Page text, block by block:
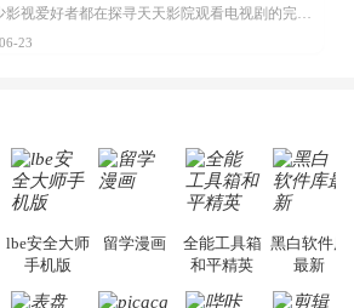
不少影视爱好者都在探寻天天影院观看电视剧的完整方法，结合最新平台使用规则，本篇新手入门攻略全面讲解观看渠道、检索流程、播放设置以及画面模式调整等实用内容。全文适配手机、电脑等主流设备，步骤简洁易懂，无论是初次使用的新手，还是想要优化观影体验的用户，都能参照内容快速上手，熟练掌握平台各项操作技巧，轻松畅享影视内容。...
06-23
lbe安全大师
手机版
留学漫画
全能工具箱
和平精英
黑白软件库
最新